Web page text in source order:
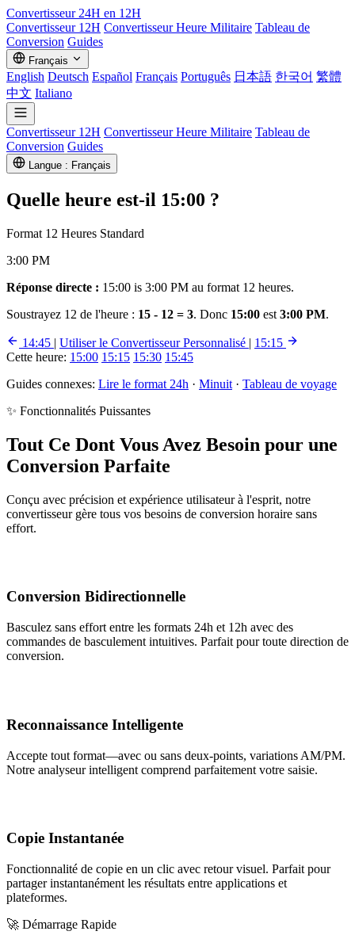
Convertisseur 24H en 12H
Convertisseur 12H Convertisseur Heure Militaire Tableau de
Conversion Guides
Français
English Deutsch Español Français Português 日本語 한국어 繁體
中文 Italiano
Convertisseur 12H Convertisseur Heure Militaire Tableau de
Conversion Guides
Langue : Français
Quelle heure est-il 15:00 ?
Format 12 Heures Standard
3:00 PM
Réponse directe : 15:00 is 3:00 PM au format 12 heures.
Soustrayez 12 de l'heure : 15 - 12 = 3. Donc 15:00 est 3:00 PM.
14:45 | Utiliser le Convertisseur Personnalisé | 15:15
Cette heure: 15:00 15:15 15:30 15:45
Guides connexes: Lire le format 24h · Minuit · Tableau de voyage
✨ Fonctionnalités Puissantes
Tout Ce Dont Vous Avez Besoin pour une
Conversion Parfaite
Conçu avec précision et expérience utilisateur à l'esprit, notre
convertisseur gère tous vos besoins de conversion horaire sans
effort.
Conversion Bidirectionnelle
Basculez sans effort entre les formats 24h et 12h avec des
commandes de basculement intuitives. Parfait pour toute direction de
conversion.
Reconnaissance Intelligente
Accepte tout format—avec ou sans deux-points, variations AM/PM.
Notre analyseur intelligent comprend parfaitement votre saisie.
Copie Instantanée
Fonctionnalité de copie en un clic avec retour visuel. Parfait pour
partager instantanément les résultats entre applications et
plateformes.
🚀 Démarrage Rapide